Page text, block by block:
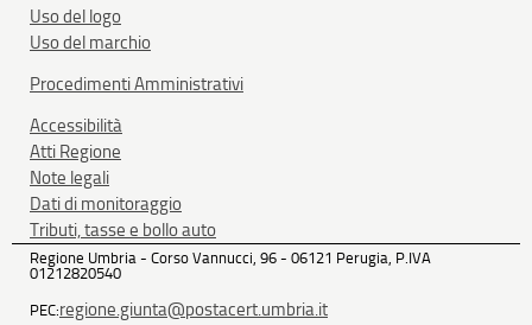
Uso del logo
Uso del marchio
Procedimenti Amministrativi
Accessibilità
Atti Regione
Note legali
Dati di monitoraggio
Tributi, tasse e bollo auto
Regione Umbria - Corso Vannucci, 96 - 06121 Perugia, P.IVA
01212820540
PEC:regione.giunta@postacert.umbria.it